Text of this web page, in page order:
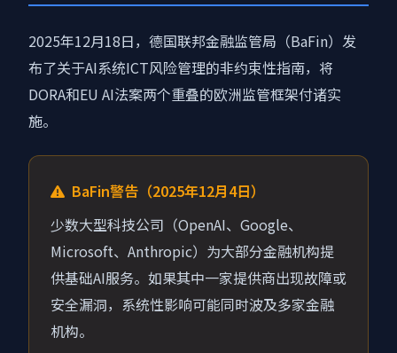
2025年12月18日，德国联邦金融监管局（BaFin）发
布了关于AI系统ICT风险管理的非约束性指南，将
DORA和EU AI法案两个重叠的欧洲监管框架付诸实
施。
BaFin警告（2025年12月4日）
少数大型科技公司（OpenAI、Google、
Microsoft、Anthropic）为大部分金融机构提
供基础AI服务。如果其中一家提供商出现故障或
安全漏洞，系统性影响可能同时波及多家金融
机构。